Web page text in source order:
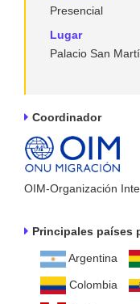
Presencial
Lugar
Palacio San
Coordinador
OIM-Organización
Principales países
Argentina
Colombia